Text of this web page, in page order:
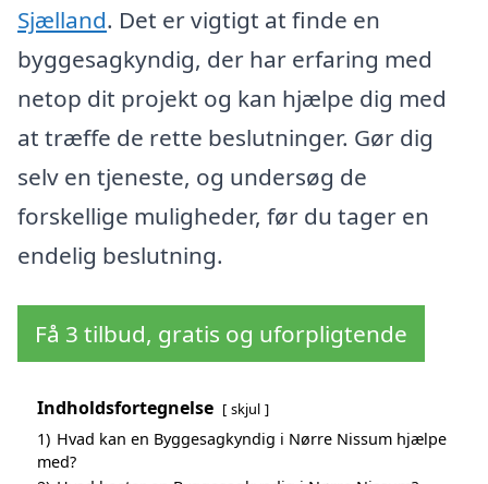
Sjælland. Det er vigtigt at finde en
byggesagkyndig, der har erfaring med
netop dit projekt og kan hjælpe dig med
at træffe de rette beslutninger. Gør dig
selv en tjeneste, og undersøg de
forskellige muligheder, før du tager en
endelig beslutning.
Få 3 tilbud, gratis og uforpligtende
Indholdsfortegnelse skjul
1) Hvad kan en Byggesagkyndig i Nørre Nissum hjælpe
med?